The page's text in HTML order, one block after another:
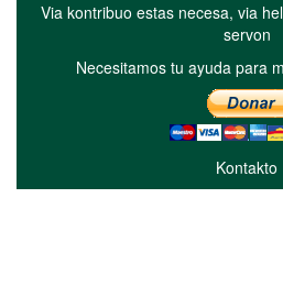
Via kontribuo estas necesa, via
servon
Necesitamos tu ayuda para
Kontakto